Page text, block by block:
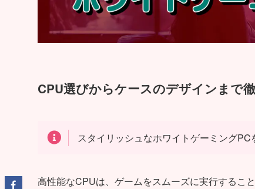
CPU選びからケースのデザインまで
スタイリッシュなホワイトゲーミング
高性能なCPUは、ゲームをスムーズに実行するこ